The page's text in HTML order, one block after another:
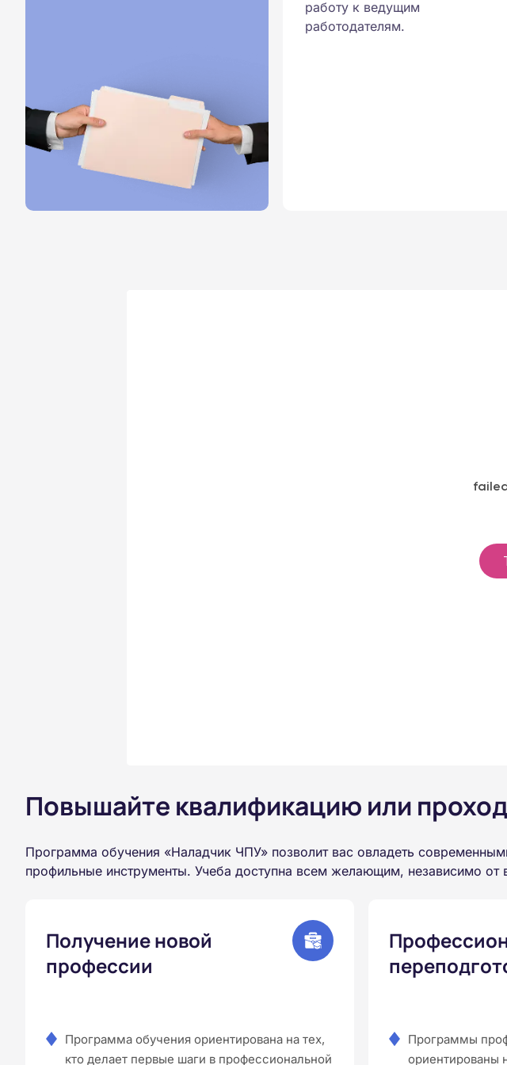
работу к ведущим
работодателям.
Повышайте квалификацию или
Программа обучения «Наладчик ЧПУ» позволит вас овладеть
профильные инструменты. Учеба доступна всем желающим, независимо
Получение новой
профессии
Программа обучения ориентирована на тех,
кто делает первые шаги в профессиональной
Программы
ориентированы